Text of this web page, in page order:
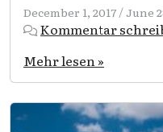
December 1, 2017 /June
Kommentar
Mehr lesen »